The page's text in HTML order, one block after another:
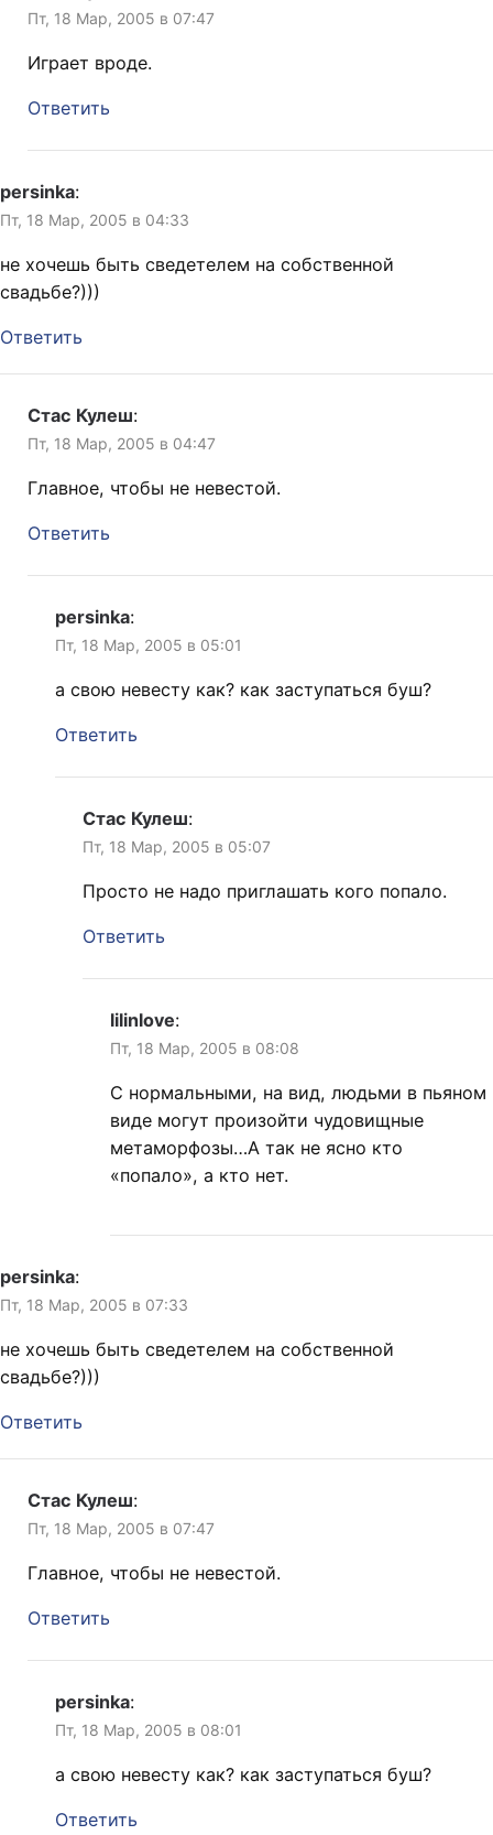
Пт, 18 Мар, 2005 в 07:47
Играет вроде.
Ответить
persinka:
Пт, 18 Мар, 2005 в 04:33
не хочешь быть сведетелем на собственной
свадьбе?)))
Ответить
Стас Кулеш:
Пт, 18 Мар, 2005 в 04:47
Главное, чтобы не невестой.
Ответить
persinka:
Пт, 18 Мар, 2005 в 05:01
а свою невесту как? как заступаться буш?
Ответить
Стас Кулеш:
Пт, 18 Мар, 2005 в 05:07
Просто не надо приглашать кого попало.
Ответить
lilinlove:
Пт, 18 Мар, 2005 в 08:08
С нормальными, на вид, людьми в пьяном
виде могут произойти чудовищные
метаморфозы…А так не ясно кто
«попало», а кто нет.
persinka:
Пт, 18 Мар, 2005 в 07:33
не хочешь быть сведетелем на собственной
свадьбе?)))
Ответить
Стас Кулеш:
Пт, 18 Мар, 2005 в 07:47
Главное, чтобы не невестой.
Ответить
persinka:
Пт, 18 Мар, 2005 в 08:01
а свою невесту как? как заступаться буш?
Ответить